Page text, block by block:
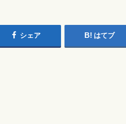
シェア はてブ